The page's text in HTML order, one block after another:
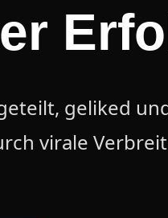
geliked
virale